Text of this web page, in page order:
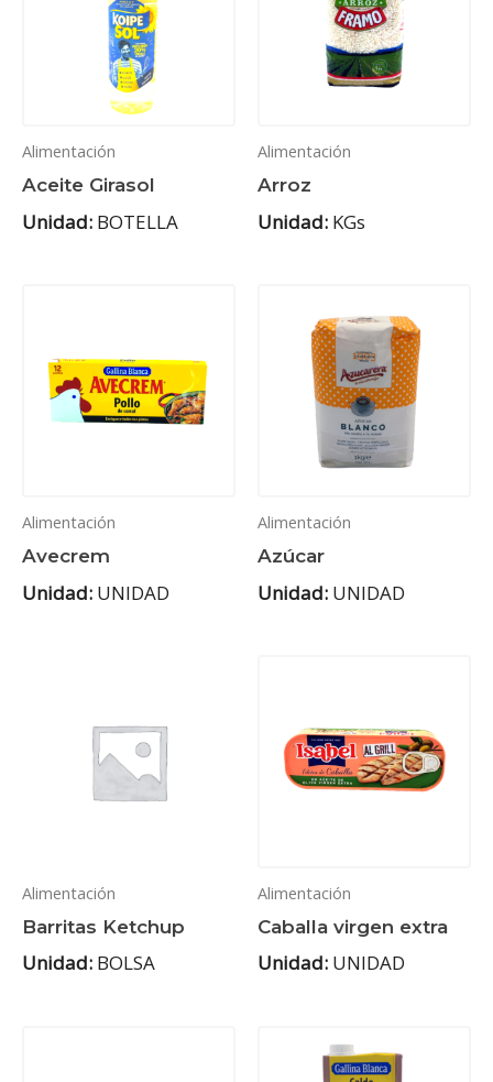
Alimentación
Aceite Girasol
Unidad: BOTELLA
Alimentación
Arroz
Unidad: KGs
Alimentación
Avecrem
Unidad: UNIDAD
Alimentación
Azúcar
Unidad: UNIDAD
Alimentación
Barritas Ketchup
Unidad: BOLSA
Alimentación
Caballa virgen extra
Unidad: UNIDAD